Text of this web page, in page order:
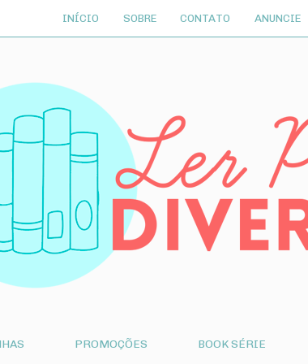
INÍCIO SOBRE CONTATO ANUNCIE
PROMOÇÕES BOOK SÉRIE